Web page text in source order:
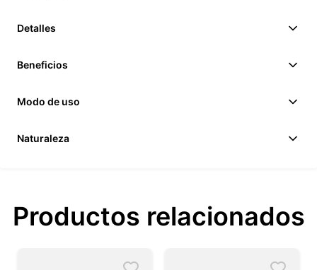
Detalles
Beneficios
Modo de uso
Naturaleza
Productos relacionados